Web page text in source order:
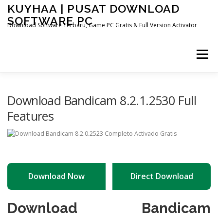
Skip
content
KUYHAA | PUSAT DOWNLOAD
SOFTWARE PC
Download Software Terbaru, Game PC Gratis & Full Version Activator
Menu
Download Bandicam 8.2.1.2530 Full
Features
Download Now Direct Download
Download Bandicam